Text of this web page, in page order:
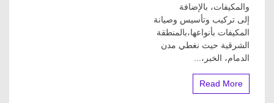
بالمنطقة
الشرقية
والمكيفات، بالإضافة
إلى تركيب وتأسيس وصيانة
المكيفات بأنواعها،بالمنطقة
الشرقية حيث نغطي مدن
الدمام، الخبر،...
Read More